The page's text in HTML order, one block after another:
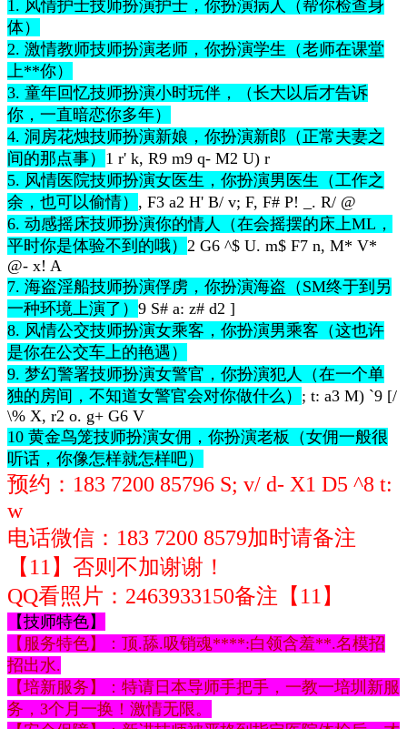
1. 风情护士技师扮演护士，你扮演病人（帮你检查身
体）
2. 激情教师技师扮演老师，你扮演学生（老师在课堂
上**你）
3. 童年回忆技师扮演小时玩伴，（长大以后才告诉
你，一直暗恋你多年）
4. 洞房花烛技师扮演新娘，你扮演新郎（正常夫妻之
间的那点事） 1 r' k, R9 m9 q- M2 U) r
5. 风情医院技师扮演女医生，你扮演男医生（工作之
余，也可以偷情） , F3 a2 H' B/ v; F, F# P! _. R/ @
6. 动感摇床技师扮演你的情人（在会摇摆的床上ML，
平时你是体验不到的哦） 2 G6 ^$ U. m$ F7 n, M* V*
@- x! A
7. 海盗淫船技师扮演俘虏，你扮演海盗（SM终于到另
一种环境上演了） 9 S# a: z# d2 ]
8. 风情公交技师扮演女乘客，你扮演男乘客（这也许
是你在公交车上的艳遇）
9. 梦幻警署技师扮演女警官，你扮演犯人（在一个单
独的房间，不知道女警官会对你做什么） ; t: a3 M) `9 [/
\% X, r2 o. g+ G6 V
10 黄金鸟笼技师扮演女佣，你扮演老板（女佣一般很
听话，你像怎样就怎样吧）
预约：183 7200 85796 S; v/ d- X1 D5 ^8 t:
w
电话微信： 183 7200 8579加时请备注
【11】否则不加谢谢！
QQ看照片：2463933150备注【11】
【技师特色】
【服务特色】：顶.舔.吸销魂****:白领含羞**.名模招
招出水.
【培新服务】：特请日本导师手把手，一教一培圳新服
务，3个月一换！激情无限。